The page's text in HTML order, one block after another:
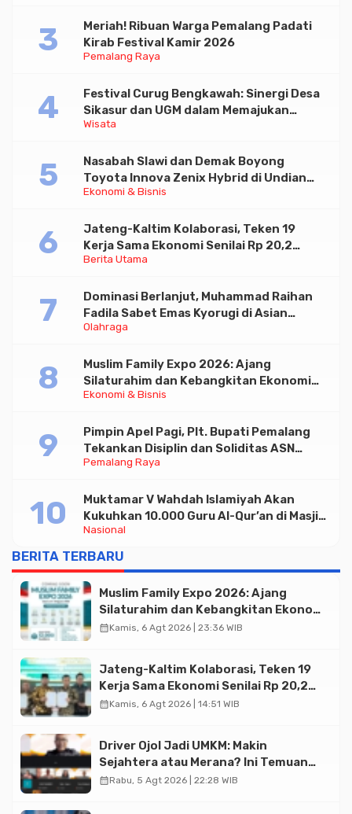
Pemalang Raya
Meriah! Ribuan Warga Pemalang Padati
Kirab Festival Kamir 2026
Wisata
Festival Curug Bengkawah: Sinergi Desa
Sikasur dan UGM dalam Memajukan
Wisata serta UMKM Lokal
Ekonomi & Bisnis
Nasabah Slawi dan Demak Boyong
Toyota Innova Zenix Hybrid di Undian
Tabungan Bima Bank Jateng
Berita Utama
Jateng-Kaltim Kolaborasi, Teken 19
Kerja Sama Ekonomi Senilai Rp 20,2
Triliun
Olahraga
Dominasi Berlanjut, Muhammad Raihan
Fadila Sabet Emas Kyorugi di Asian
Taekwondo Indonesia Open 2026
Ekonomi & Bisnis
Muslim Family Expo 2026: Ajang
Silaturahim dan Kebangkitan Ekonomi
Halal di Jakarta
Pemalang Raya
Pimpin Apel Pagi, Plt. Bupati Pemalang
Tekankan Disiplin dan Soliditas ASN
untuk Pelayanan Publik
Nasional
Muktamar V Wahdah Islamiyah Akan
Kukuhkan 10.000 Guru Al-Qur’an di Masjid
Istiqlal
BERITA TERBARU
Muslim Family Expo 2026: Ajang
Silaturahim dan Kebangkitan Ekonomi
Halal di Jakarta
calendar_monthKamis, 6 Agt 2026 | 23:36 WIB
Jateng-Kaltim Kolaborasi, Teken 19
Kerja Sama Ekonomi Senilai Rp 20,2
Triliun
calendar_monthKamis, 6 Agt 2026 | 14:51 WIB
Driver Ojol Jadi UMKM: Makin
Sejahtera atau Merana? Ini Temuan
Diskusi Paramadina
calendar_monthRabu, 5 Agt 2026 | 22:28 WIB